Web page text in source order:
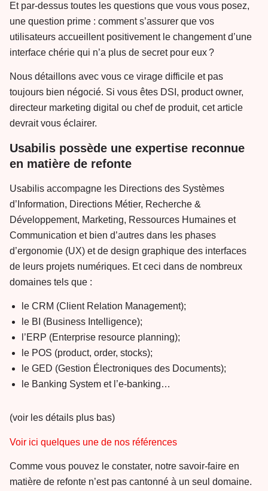
Et par-dessus toutes les questions que vous vous posez,
une question prime : comment s’assurer que vos
utilisateurs accueillent positivement le changement d’une
interface chérie qui n’a plus de secret pour eux ?
Nous détaillons avec vous ce virage difficile et pas
toujours bien négocié. Si vous êtes DSI, product owner,
directeur marketing digital ou chef de produit, cet article
devrait vous éclairer.
Usabilis possède une expertise reconnue
en matière de refonte
Usabilis accompagne les Directions des Systèmes
d’Information, Directions Métier, Recherche &
Développement, Marketing, Ressources Humaines et
Communication et bien d’autres dans les phases
d’ergonomie (UX) et de design graphique des interfaces
de leurs projets numériques. Et ceci dans de nombreux
domaines tels que :
le CRM (Client Relation Management);
le BI (Business Intelligence);
l’ERP (Enterprise resource planning);
le POS (product, order, stocks);
le GED (Gestion Électroniques des Documents);
le Banking System et l’e-banking…
(voir les détails plus bas)
Voir ici quelques une de nos références
Comme vous pouvez le constater, notre savoir-faire en
matière de refonte n’est pas cantonné à un seul domaine.